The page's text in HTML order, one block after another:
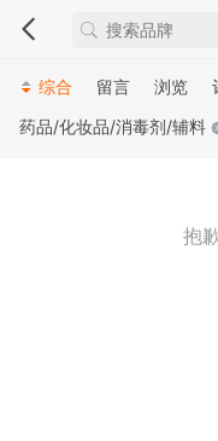
综合 留言 浏览
药品/化妆品/消毒剂/辅料
抱